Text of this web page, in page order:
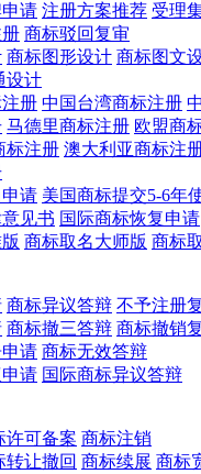
请 注册方案推荐 受理
商标驳回复审
商标图形设计 商标图文
设计
册 中国台湾商标注册
马德里商标注册 欧盟商
标注册 澳大利亚商标注
请 美国商标提交5-6年
见书 国际商标恢复申请
商标取名大师版 商标
商标异议答辩 不予注册
商标撤三答辩 商标撤销
请 商标无效答辩
请 国际商标异议答辩
许可备案 商标注销
转让撤回 商标续展 商标